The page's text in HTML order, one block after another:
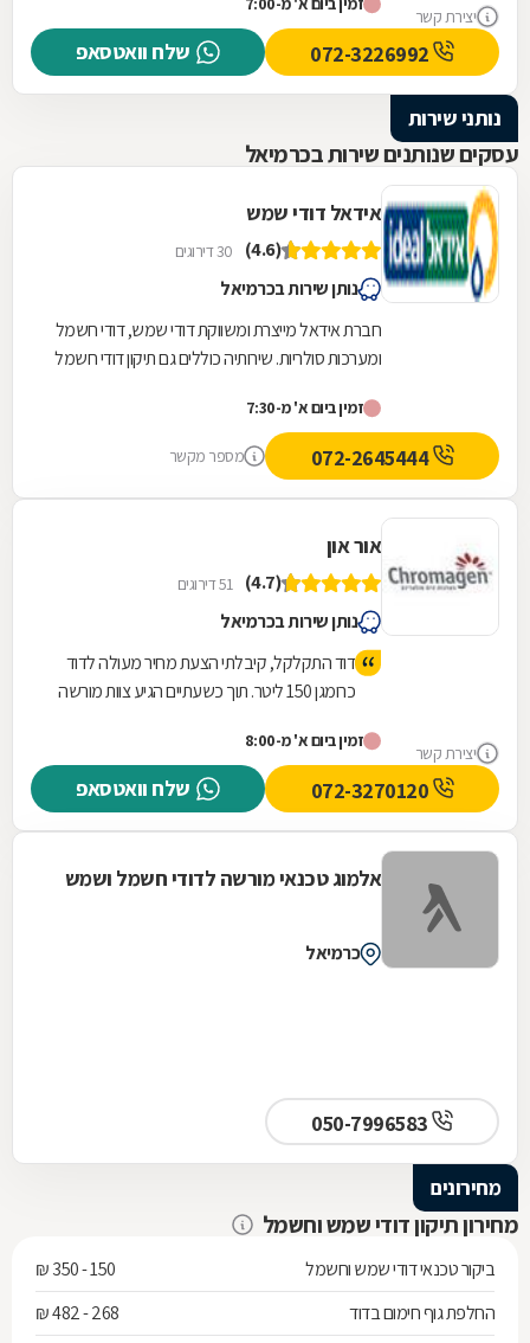
יצירת קשר
שלח וואטסאפ
נותני שירות
עסקים שנותנים שירות בכרמיאל
אידאל דודי שמש
(4.6) 30 דירוגים
נותן שירות בכרמיאל
חברת אידאל מייצרת ומשווקת דודי שמש, דודי חשמל
ומערכות סולריות. שירותיה כוללים גם תיקון דודי חשמל
זמין ביום א' מ-7:30
072-2645444 מספר מקשר
יצירת קשר
אור און
(4.7) 51 דירוגים
נותן שירות בכרמיאל
דוד התקלקל, קיבלתי הצעת מחיר מעולה לדוד
כרומגן 150 ליטר. תוך כשעתיים הגיע צוות מורשה
התקנה סופר מהירה. פינו וניקו, דאגו לבצע
בדיקות וניקוי האלמנטים הקיימים! ובנוסף היו
מאוד אדיבים ונחמדים. ללא שום הפתעות או
משהו נסתר. פשוט תענוג לקבל כזה שירות! כל
זמין ביום א' מ-8:00
שלח וואטסאפ
אלמוג טכנאי מורשה לדודי חשמל ושמש
כרמיאל
מחירונים
מחירון תיקון דודי שמש וחשמל
ביקור טכנאי דודי שמש וחשמל
150 - 350 ₪
החלפת גוף חימום בדוד
268 - 482 ₪